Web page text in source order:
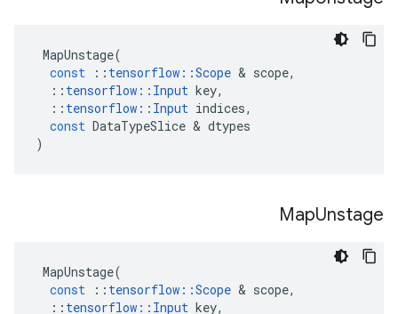
MapUnstage(
const
:: tensorflow ::Scope & scope,
:: tensorflow :: Input key,
:: tensorflow :: Input indices,
const DataTypeSlice & dtypes
)
MapUnstage
MapUnstage(
const
:: tensorflow ::Scope & scope,
:: tensorflow :: Input key,